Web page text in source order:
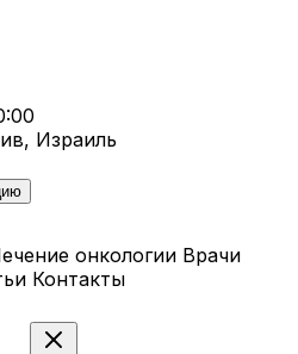
Израиль
онкологии Врачи
Контакты